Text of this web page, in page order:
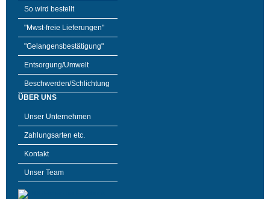
So wird bestellt
"Mwst-freie Lieferungen"
"Gelangensbestätigung"
Entsorgung/Umwelt
Beschwerden/Schlichtung
ÜBER UNS
Unser Unternehmen
Zahlungsarten etc.
Kontakt
Unser Team